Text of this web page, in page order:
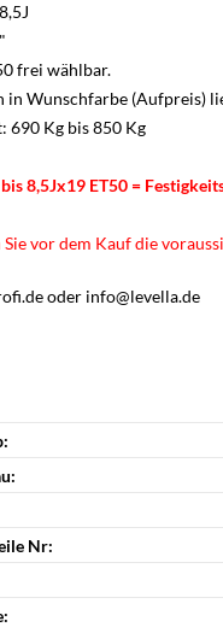
frei wählbar.
in Wunschfarbe (Aufpreis)
690 Kg bis 850 Kg
8,5Jx19 ET50 =
Sie vor dem Kauf die
oder info@levella.de
Nr: